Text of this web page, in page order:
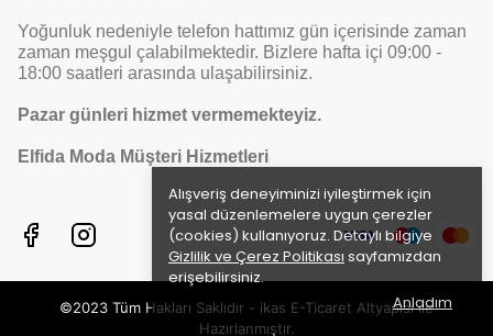
Alışveriş deneyiminizi iyileştirmek için
yasal düzenlemelere uygun çerezler
(cookies) kullanıyoruz. Detaylı bilgiye
Gizlilik ve Çerez Politikası sayfamızdan
erişebilirsiniz.
Anladım
Yoğunluk nedeniyle telefon hattımız gün içerisinde zaman
zaman meşgul çalabilmektedir. Bizlere hafta içi 09:00 -
18:00 saatleri arasında ulaşabilirsiniz.
Pazar günleri hizmet vermemekteyiz.
Elfida Moda Müşteri Hizmetleri
©2023 Tüm Hakları Saklıdır - ikas E-Ticaret Altyapısı ile
Hazırlanmıştır.